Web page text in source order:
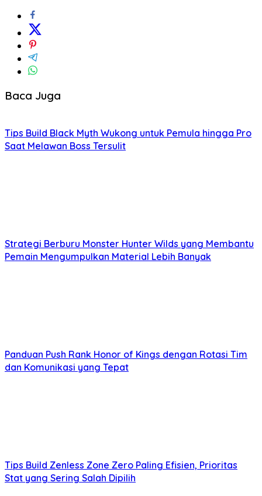
Baca Juga
Tips Build Black Myth Wukong untuk Pemula hingga Pro
Saat Melawan Boss Tersulit
Strategi Berburu Monster Hunter Wilds yang Membantu
Pemain Mengumpulkan Material Lebih Banyak
Panduan Push Rank Honor of Kings dengan Rotasi Tim
dan Komunikasi yang Tepat
Tips Build Zenless Zone Zero Paling Efisien, Prioritas
Stat yang Sering Salah Dipilih